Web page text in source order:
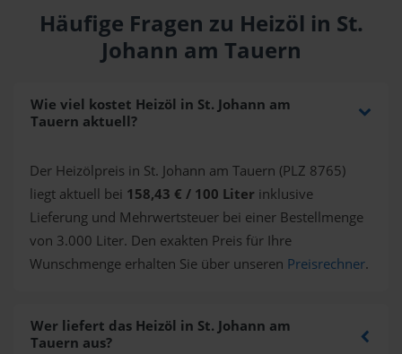
Häufige Fragen zu Heizöl in St.
Johann am Tauern
Wie viel kostet Heizöl in St. Johann am
Tauern aktuell?
Der Heizölpreis in St. Johann am Tauern (PLZ 8765)
liegt aktuell bei 158,43 € / 100 Liter inklusive
Lieferung und Mehrwertsteuer bei einer Bestellmenge
von 3.000 Liter. Den exakten Preis für Ihre
Wunschmenge erhalten Sie über unseren Preisrechner.
Wer liefert das Heizöl in St. Johann am
Tauern aus?